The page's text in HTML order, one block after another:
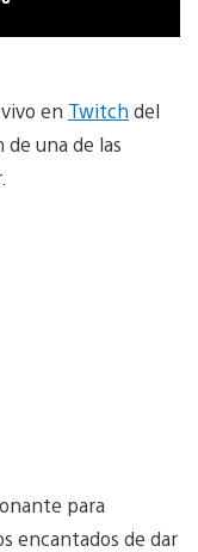
en Twitch del
una de las
para
encantados de dar